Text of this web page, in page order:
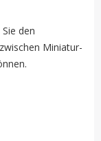
den
Miniatur-